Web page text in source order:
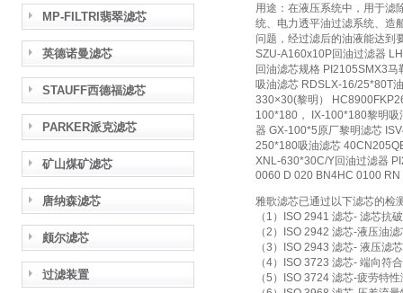
MP-FILTRI翡翠滤芯
英德诺曼滤芯
STAUFF西德福滤芯
PARKER派克滤芯
矿山煤矿滤芯
唐纳森滤芯
颇尔滤芯
过滤装置
用途：在液压系统中，用于滤
统、电力透平油过滤系统、造
问题，经过滤后的油液能达到
SZU-A160x10P回油过滤器
回油滤芯规格 PI2105SMX3
吸油滤芯 RDSLX-16/25*80T
330×30(黎明）
100*180， IX-100*180黎明
器 GX-100*5原厂黎明滤芯
250*180吸油滤芯
XNL-630*30C/Y回油过滤器
0060 D 020 BN4HC 0100
雅歌滤芯已通过以下滤芯的检
（1）ISO 2941 滤芯- 滤芯抗
（2）ISO 2942 滤芯-液压油
（3）ISO 2943 滤芯- 液压滤
（4）ISO 3723 滤芯- 端向符
（5）ISO 3724 滤芯-疲劳特